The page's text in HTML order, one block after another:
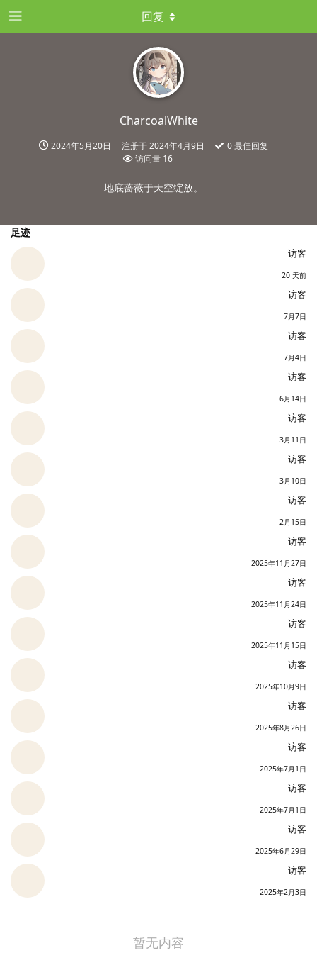
CharcoalWhite
2024年5月20日 注册于2024年4月9日 0最佳回复
访问量 16
地底蔷薇于天空绽放。
回复
足迹
访客
20 天前
访客
7月7日
访客
7月4日
访客
6月14日
访客
3月11日
访客
3月10日
访客
2月15日
访客
2025年11月27日
访客
2025年11月24日
访客
2025年11月15日
访客
2025年10月9日
访客
2025年8月26日
访客
2025年7月1日
访客
2025年7月1日
访客
2025年6月29日
访客
2025年2月3日
暂无内容